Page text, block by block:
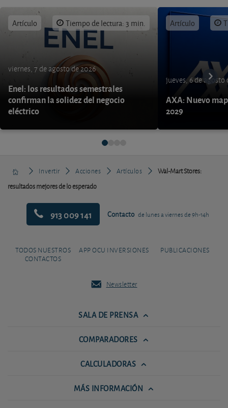
Artículo Tiempo de lectura: 3 min.
viernes, 7 de agosto de 2026
Enel: los resultados semestrales
confirman la solidez del negocio
eléctrico
Artículo
jueves, 6 de agosto
AXA: Nuevo
2029
Invertir Acciones Artículos
Wal-Mart Stores:
resultados mejores de lo esperado
913 009 141 Contacto de lunes a viernes de 9h-14h
TODOS NUESTROS
CONTACTOS
APP OCU INVERSIONES PUBLICACIONES
Newsletter
SALA DE PRENSA
COMPARADORES
CALCULADORAS
MÁS INFORMACIÓN